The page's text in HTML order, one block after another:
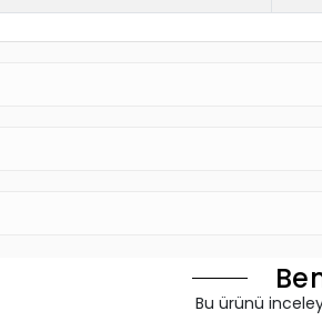
Bu ürünü